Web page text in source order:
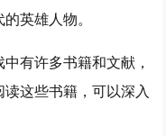
英雄人物。
中有许多书籍和文献，
这些书籍，可以深入